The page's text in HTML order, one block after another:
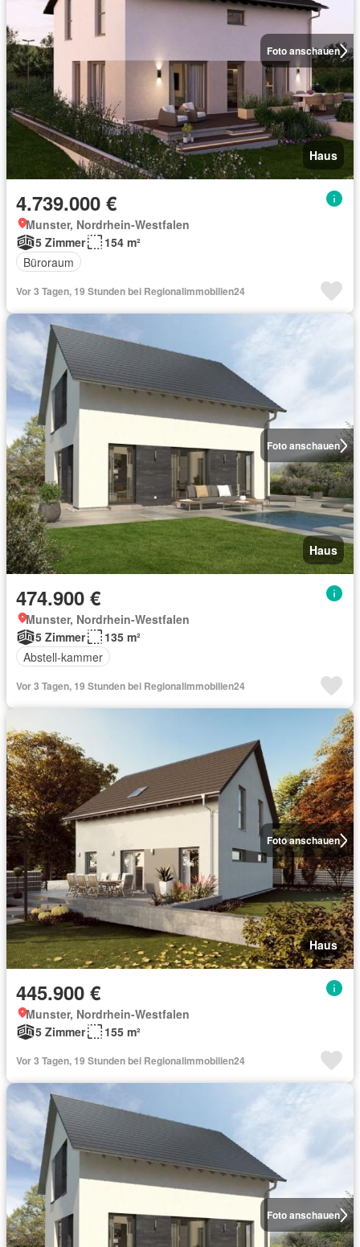
Foto anschauen
Haus
4.739.000 €
Munster, Nordrhein-Westfalen
5 Zimmer
154 m²
Büroraum
Vor 3 Tagen, 19 Stunden bei Regionalimmobilien24
Foto anschauen
Haus
474.900 €
Munster, Nordrhein-Westfalen
5 Zimmer
135 m²
Abstell-kammer
Vor 3 Tagen, 19 Stunden bei Regionalimmobilien24
Foto anschauen
Haus
445.900 €
Munster, Nordrhein-Westfalen
5 Zimmer
155 m²
Vor 3 Tagen, 19 Stunden bei Regionalimmobilien24
Foto anschauen